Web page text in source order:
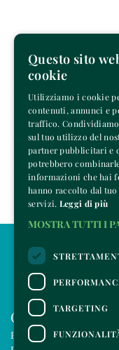
© 2025 Venice
CONTATTI
Per informazioni e
Questo sito
cookie
Utilizziamo i cookie
contenuti, annunci e
traffico.
sul tuo utilizzo del
partner pubblicitari e
potrebbero
informazioni che hai
hanno raccolto dal
servizi. Leggi di più
MOSTRA TUTTI I
TARGETING